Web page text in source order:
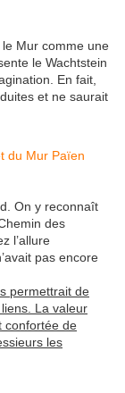
Mur comme une
le Wachtstein
En fait,
et ne saurait
On y reconnaît
des
l’allure
pas encore
permettrait de
La valeur
confortée de
les